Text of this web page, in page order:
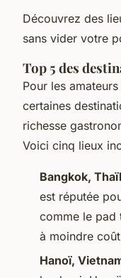
Découvrez des
sans vider votre
Top 5 des
Pour les
certaines
richesse
Voici cinq lieux
Bangkok,
est réputée
comme le pad
à moindre
Hanoï,